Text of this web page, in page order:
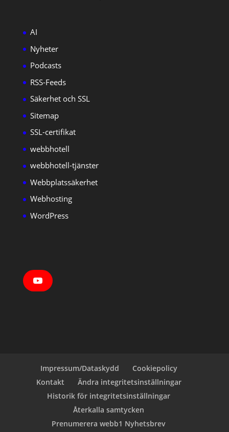
AI
Nyheter
Podcasts
RSS-Feeds
Säkerhet och SSL
Sitemap
SSL-certifikat
webbhotell
webbhotell-tjänster
Webbplatssäkerhet
Webhosting
WordPress
Y
o
Impressum/Dataskydd
Cookiepolicy
Kontakt
Ändra integritetsinställningar
Historik för integritetsinställningar
Återkalla samtycken
Prenumerera webb1 Nyhetsbrev